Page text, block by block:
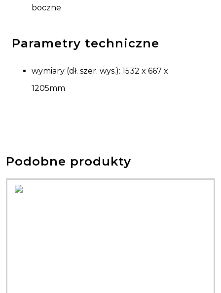
boczne
Parametry techniczne
wymiary (dł. szer. wys.): 1532 x 667 x
1205mm
Podobne produkty